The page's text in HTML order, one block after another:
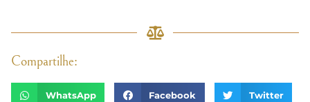
Compartilhe:
WhatsApp Facebook Twitter